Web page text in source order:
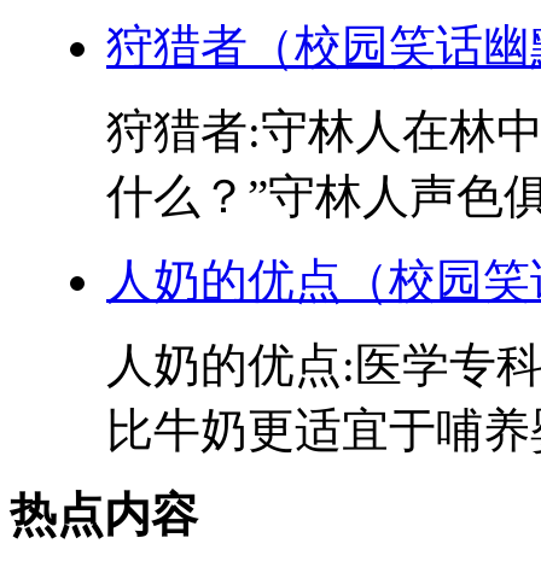
狩猎者（校园笑话
狩猎者:守林人在林
什么？”守林人声色
人奶的优点（校园
人奶的优点:医学专
比牛奶更适宜于哺
热点内容